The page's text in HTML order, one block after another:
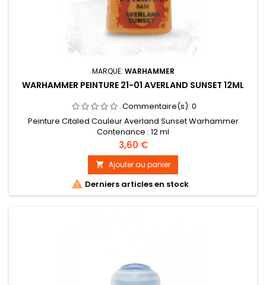
MARQUE: WARHAMMER
WARHAMMER PEINTURE 21-01 AVERLAND SUNSET 12ML
Commentaire(s): 0
Peinture Citaled Couleur Averland Sunset Warhammer
Contenance : 12 ml
Prix
3,60 €
 Ajouter au panier
 Derniers articles en stock